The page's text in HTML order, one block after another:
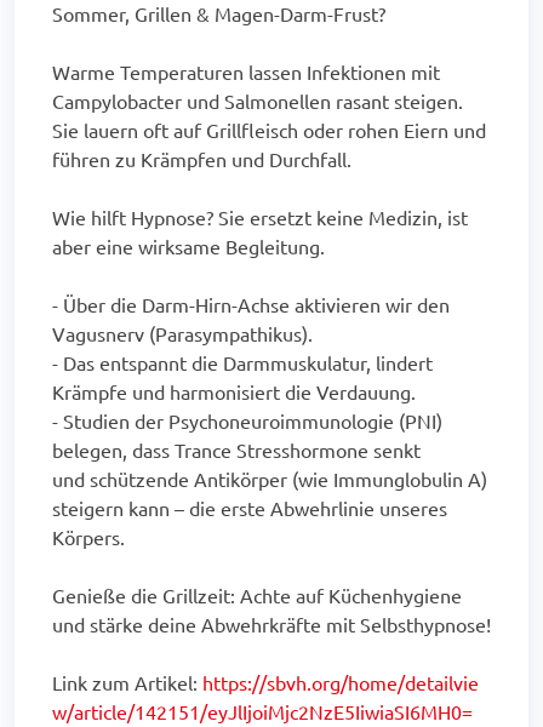
Sommer, Grillen & Magen-Darm-Frust?
Warme Temperaturen lassen Infektionen mit
Campylobacter und Salmonellen rasant steigen.
Sie lauern oft auf Grillfleisch oder rohen Eiern und
führen zu Krämpfen und Durchfall.
Wie hilft Hypnose? Sie ersetzt keine Medizin, ist
aber eine wirksame Begleitung.
- Über die Darm-Hirn-Achse aktivieren wir den
Vagusnerv (Parasympathikus).
- Das entspannt die Darmmuskulatur, lindert
Krämpfe und harmonisiert die Verdauung.
- Studien der Psychoneuroimmunologie (PNI)
belegen, dass Trance Stresshormone senkt
und schützende Antikörper (wie Immunglobulin A)
steigern kann – die erste Abwehrlinie unseres
Körpers.
Genieße die Grillzeit: Achte auf Küchenhygiene
und stärke deine Abwehrkräfte mit Selbsthypnose!
Link zum Artikel: https://sbvh.org/home/detailvie
w/article/142151/eyJlIjoiMjc2NzE5IiwiaSI6MH0=